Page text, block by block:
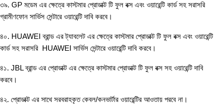
৩৯. GP মডেম এর ক্ষেত্রে কাস্টমার প্রোডাক্ট টি ফুল বক্স এবং ওয়ারেন্টি কার্ড সহ সরাসরি
গ্রামীণফোন সার্ভিস সেন্টারে ওয়ারেন্টি দাবি করবে।
৪০. HUAWEI ব্রান্ড এর ট্যাবলেট এর ক্ষেত্রে কাস্টমার প্রোডাক্ট টি ফুল বক্স এবং ওয়ারেন্টি
কার্ড সহ সরাসরি HUAWEI সার্ভিস সেন্টারে ওয়ারেন্টি দাবি করবে।
৪১. JBL ব্রান্ড এর প্রোডাক্ট এর ক্ষেত্রে কাস্টমার প্রোডাক্ট টি ফুল বক্স সহ ওয়ারেন্টি দাবি
করবে।
৪২. প্রোডাক্ট এর সাথে সরবরাহকৃত কেবল/কনভার্টার ওয়ারেন্টির আওতায় পরবে না।